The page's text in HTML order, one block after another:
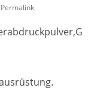
Permalink